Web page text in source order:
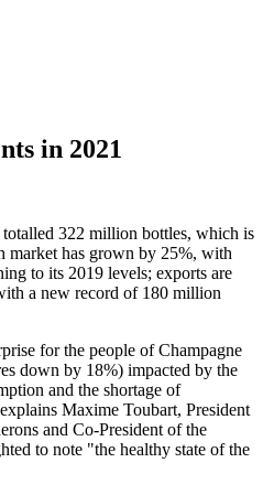
in 2021
322 million bottles, which is
market has grown by 25%, with
to its 2019 levels; exports are
a new record of 180 million
for the people of Champagne
down by 18%) impacted by the
and the shortage of
Maxime Toubart, President
and Co-President of the
to note "the healthy state of the